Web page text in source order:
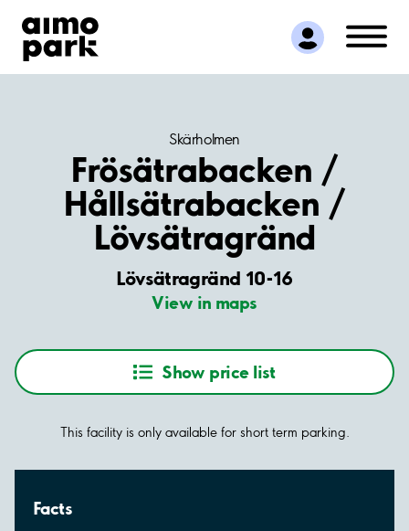
Find Parking
Partner with us
Customer Support
Skärholmen
Frösätrabacken /
Hållsätrabacken /
Lövsätragränd
Lövsätragränd 10-16
View in maps
Show price list
This facility is only available for short term parking.
Facts